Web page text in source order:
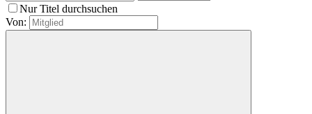
Nur Titel durchsuchen
Von: